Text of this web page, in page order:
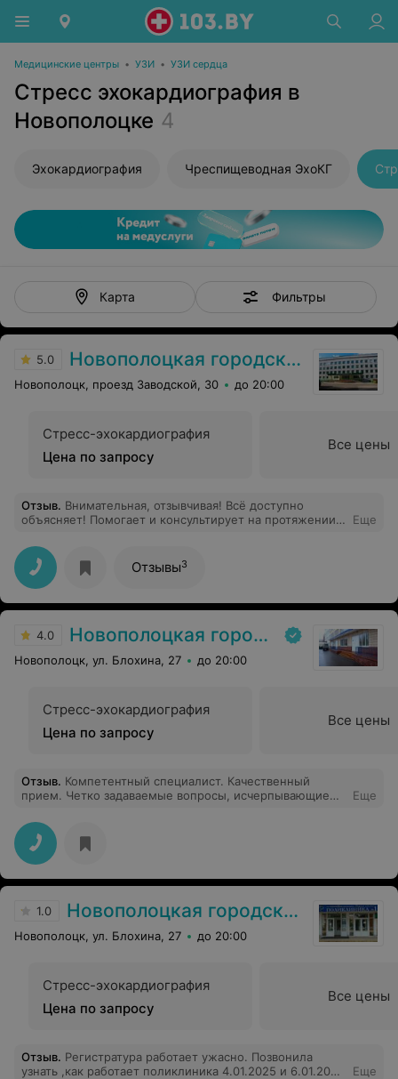
Медицинские центры • УЗИ • УЗИ сердца
Стресс эхокардиография в
Новополоцке 4
Эхокардиография Чреспищеводная ЭхоКГ
Карта Фильтры
5.0 Новополоцкая городская поликлиника №4
Новополоцк, проезд Заводской, 30 до 20:00
Стресс-эхокардиография
Цена по запросу
Все цены
Отзыв. Внимательная, отзывчивая! Всё доступно
объясняет! Помогает и консультирует на протяжении
Еще
Отзывы3
4.0 Новополоцкая городская детская поликлиника
Новополоцк, ул. Блохина, 27 до 20:00
Стресс-эхокардиография
Цена по запросу
Все цены
Отзыв. Компетентный специалист. Качественный
прием. Четко задаваемые вопросы, исчерпывающие
Максимально позитивное впечатление от приема.
Еще
1.0 Новополоцкая городская поликлиника №1
Новополоцк, ул. Блохина, 27 до 20:00
Стресс-эхокардиография
Цена по запросу
Все цены
Отзыв. Регистратура работает ужасно. Позвонила
узнать ,как работает поликлиника 4.01.2025 и 6.01.2025
Еще